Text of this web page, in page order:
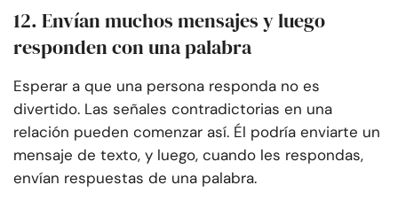
12. Envían muchos mensajes y luego
responden con una palabra
Esperar a que una persona responda no es
divertido. Las señales contradictorias en una
relación pueden comenzar así. Él podría enviarte un
mensaje de texto, y luego, cuando les respondas,
envían respuestas de una palabra.